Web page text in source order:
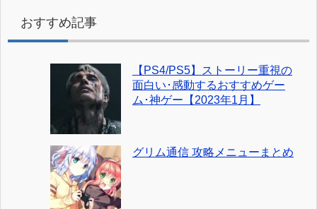
おすすめ記事
【PS4/PS5】ストーリー重視の
面白い･感動するおすすめゲー
ム･神ゲー【2023年1月】
グリム通信 攻略メニューまとめ